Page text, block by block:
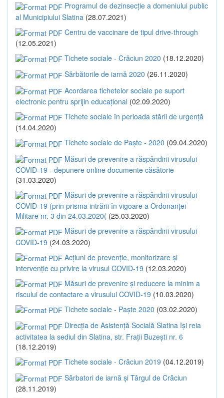
Programul de dezinsecție a domeniului public
al Municipiului Slatina (28.07.2021)
Centru de vaccinare de tipul drive-through
(12.05.2021)
Tichete sociale - Crăciun 2020 (18.12.2020)
Sărbătorile de iarnă 2020 (26.11.2020)
Acordarea tichetelor sociale pe suport
electronic pentru sprijin educațional (02.09.2020)
Tichete sociale în perioada stării de urgență
(14.04.2020)
Tichete sociale de Paște - 2020 (09.04.2020)
Măsuri de prevenire a răspândirii virusului
COVID-19 - depunere online documente căsătorie
(31.03.2020)
Măsuri de prevenire a răspândirii virusului
COVID-19 (prin prisma intrării în vigoare a Ordonanței
Militare nr. 3 din 24.03.2020( (25.03.2020)
Măsuri de prevenire a răspândirii virusului
COVID-19 (24.03.2020)
Acțiuni de prevenție, monitorizare și
intervenție cu privire la virusul COVID-19 (12.03.2020)
Măsuri de prevenire și reducere la minim a
riscului de contactare a virusului COVID-19 (10.03.2020)
Tichete sociale - Paște 2020 (03.02.2020)
Direcția de Asistență Socială Slatina își reia
activitatea la sediul din Slatina, str. Frații Buzești nr. 6
(18.12.2019)
Tichete sociale - Crăciun 2019 (04.12.2019)
Sărbatori de iarnă și Târgul de Crăciun
(28.11.2019)